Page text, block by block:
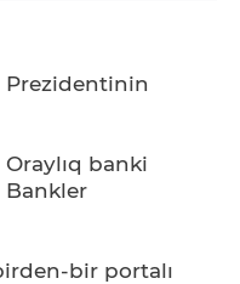
Prezidentinin
banki
Bankler
bir portalı